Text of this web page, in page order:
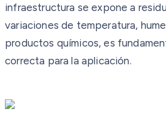
infraestructura se expone a
variaciones de temperatura,
productos químicos, es
correcta para la aplicación.